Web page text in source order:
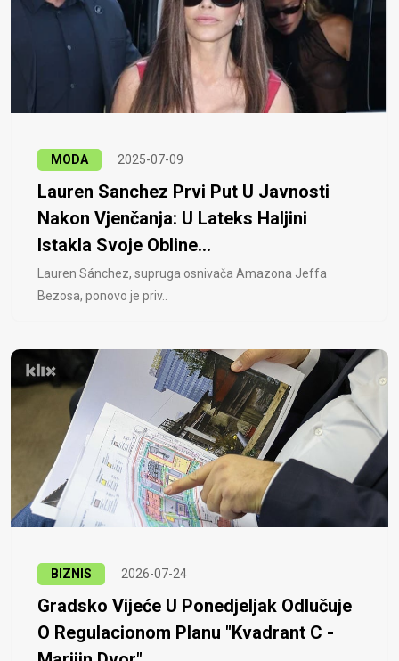
MODA 2025-07-09
Lauren Sanchez Prvi Put U Javnosti
Nakon Vjenčanja: U Lateks Haljini
Istakla Svoje Obline...
Lauren Sánchez, supruga osnivača Amazona Jeffa
Bezosa, ponovo je priv..
BIZNIS 2026-07-24
Gradsko Vijeće U Ponedjeljak Odlučuje
O Regulacionom Planu "Kvadrant C -